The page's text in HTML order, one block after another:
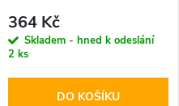
Walnut
364 Kč
Skladem - hned k odeslání
2 ks
DO KOŠÍKU